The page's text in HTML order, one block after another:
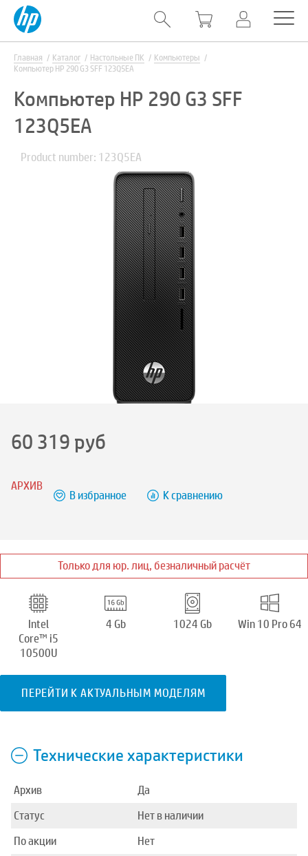
Главная Каталог Настольные ПК
Компьютеры
Компьютер HP 290 G3 SFF 123Q5EA
Компьютер HP 290 G3 SFF
123Q5EA
Product number: 123Q5EA
60 319 руб
АРХИВ
В избранное К сравнению
Только для юр. лиц, безналичный расчёт
Intel
Core™ i5
10500U
4 Gb 1024 Gb Win 10 Pro 64
ПЕРЕЙТИ К АКТУАЛЬНЫМ МОДЕЛЯМ
Технические характеристики
Архив
Да
Статус
Нет в наличии
По акции
Нет